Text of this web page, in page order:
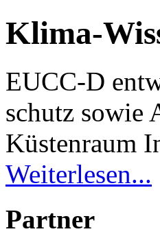
Klima-
EUCC-D
schutz sowie
Küstenraum
Weiterlesen...
Partner